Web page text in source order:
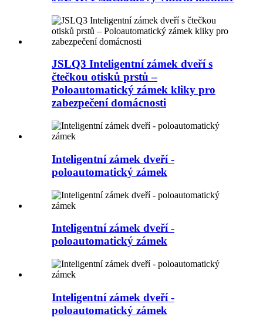
JSLQ3 Inteligentní zámek dveří s
čtečkou otisků prstů –
Poloautomatický zámek kliky pro
zabezpečení domácnosti
Inteligentní zámek dveří -
poloautomatický zámek
Inteligentní zámek dveří -
poloautomatický zámek
Inteligentní zámek dveří -
poloautomatický zámek